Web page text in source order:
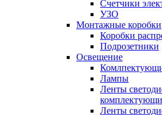
Счетчики
УЗО
Монтажные коробки
Коробки
Подрозетники
Освещение
Лампы
Ленты
Ленты